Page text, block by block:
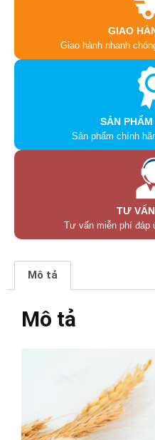
GIAO
Giao hành nhanh
SẢN
Sản phẩm chính
TƯ
Tư vấn miễn phí đáp
Mô tả
Mô tả